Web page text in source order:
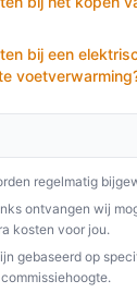
onderdeken
die op zoek is
en vergelijk
Kies
bij een
regelmatig
ontvangen wij
kosten voor jou.
gebaseerd op